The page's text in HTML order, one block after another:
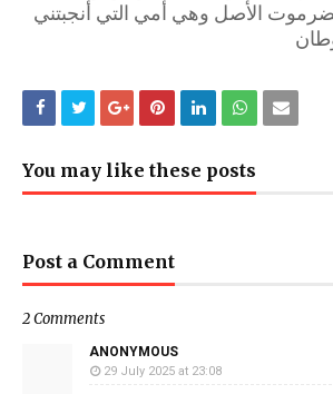
حضرموت الأصل وهي أمي التي أنجبتني
You may like these posts
Post a Comment
2 Comments
ANONYMOUS
29 July 2025 at 23:08